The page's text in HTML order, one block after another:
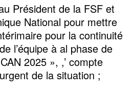
Président de la FSF et
National pour mettre
pour la continuité
l’équipe à al phase de
2025 », ,’ compte
de la situation ;